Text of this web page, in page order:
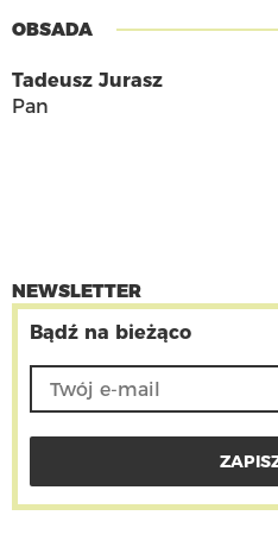
OBSADA
Tadeusz Jurasz
Pan
NEWSLETTER
Bądź na bieżąco